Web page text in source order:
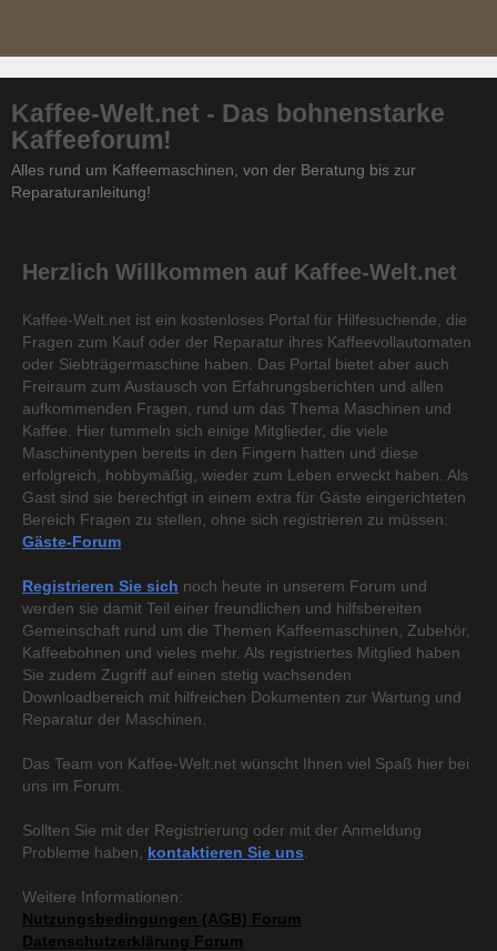
Kaffee-Welt.net - Das bohnenstarke
Kaffeeforum!
Alles rund um Kaffeemaschinen, von der Beratung bis zur
Reparaturanleitung!
Herzlich Willkommen auf Kaffee-Welt.net
Kaffee-Welt.net ist ein kostenloses Portal für Hilfesuchende, die
Fragen zum Kauf oder der Reparatur ihres Kaffeevollautomaten
oder Siebträgermaschine haben. Das Portal bietet aber auch
Freiraum zum Austausch von Erfahrungsberichten und allen
aufkommenden Fragen, rund um das Thema Maschinen und
Kaffee. Hier tummeln sich einige Mitglieder, die viele
Maschinentypen bereits in den Fingern hatten und diese
erfolgreich, hobbymäßig, wieder zum Leben erweckt haben. Als
Gast sind sie berechtigt in einem extra für Gäste eingerichteten
Bereich Fragen zu stellen, ohne sich registrieren zu müssen:
Gäste-Forum
Registrieren Sie sich noch heute in unserem Forum und
werden sie damit Teil einer freundlichen und hilfsbereiten
Gemeinschaft rund um die Themen Kaffeemaschinen, Zubehör,
Kaffeebohnen und vieles mehr. Als registriertes Mitglied haben
Sie zudem Zugriff auf einen stetig wachsenden
Downloadbereich mit hilfreichen Dokumenten zur Wartung und
Reparatur der Maschinen.
Das Team von Kaffee-Welt.net wünscht Ihnen viel Spaß hier bei
uns im Forum.
Sollten Sie mit der Registrierung oder mit der Anmeldung
Probleme haben, kontaktieren Sie uns
Weitere Informationen:
Nutzungsbedingungen (AGB) Forum
Datenschutzerklärung Forum